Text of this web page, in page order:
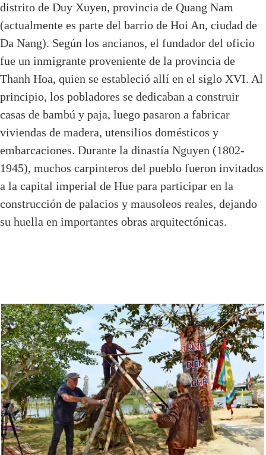
distrito de Duy Xuyen, provincia de Quang Nam
(actualmente es parte del barrio de Hoi An, ciudad de
Da Nang). Según los ancianos, el fundador del oficio
fue un inmigrante proveniente de la provincia de
Thanh Hoa, quien se estableció allí en el siglo XVI. Al
principio, los pobladores se dedicaban a construir
casas de bambú y paja, luego pasaron a fabricar
viviendas de madera, utensilios domésticos y
embarcaciones. Durante la dinastía Nguyen (1802-
1945), muchos carpinteros del pueblo fueron invitados
a la capital imperial de Hue para participar en la
construcción de palacios y mausoleos reales, dejando
su huella en importantes obras arquitectónicas.